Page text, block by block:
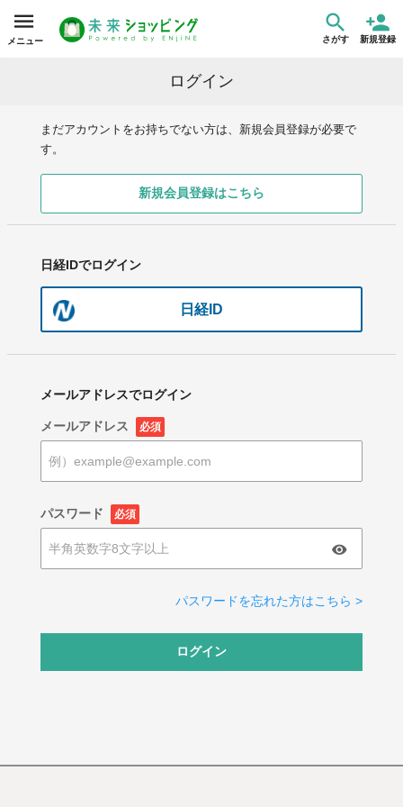
メニュー さがす 新規登録
ログイン
まだアカウントをお持ちでない方は、新規会員登録が必要で
す。
新規会員登録はこちら
日経IDでログイン
日経ID
メールアドレスでログイン
メールアドレス 必須
パスワード 必須
パスワードを忘れた方はこちら >
ログイン